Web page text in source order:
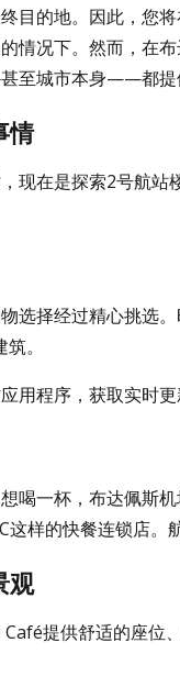
目的地。因此，您
情况下。然而，在
至城市本身——都提
情
现在是探索2号航
选择经过精心挑选
。
用程序，获取实时更
喝一杯，布达佩斯
样的快餐连锁店。
观
提供舒适的座位